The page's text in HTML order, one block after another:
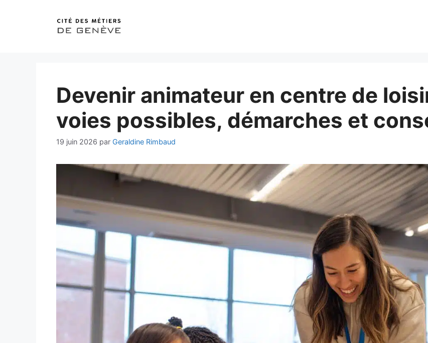
Devenir animateur en centre de
voies possibles, démarches et
19 juin 2026 par Geraldine Rimbaud